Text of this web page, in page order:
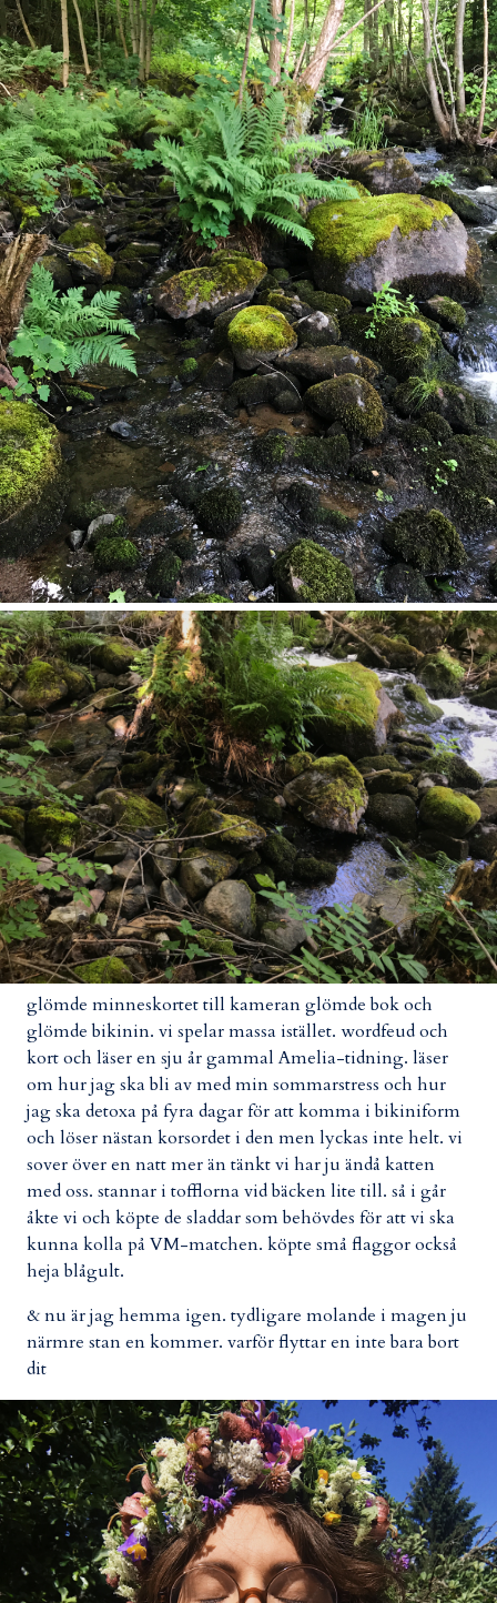
glömde minneskortet till kameran glömde bok och
glömde bikinin. vi spelar massa istället. wordfeud och
kort och läser en sju år gammal Amelia-tidning. läser
om hur jag ska bli av med min sommarstress och hur
jag ska detoxa på fyra dagar för att komma i bikiniform
och löser nästan korsordet i den men lyckas inte helt. vi
sover över en natt mer än tänkt vi har ju ändå katten
med oss. stannar i tofflorna vid bäcken lite till. så i går
åkte vi och köpte de sladdar som behövdes för att vi ska
kunna kolla på VM-matchen. köpte små flaggor också
heja blågult.
& nu är jag hemma igen. tydligare molande i magen ju
närmre stan en kommer. varför flyttar en inte bara bort
dit